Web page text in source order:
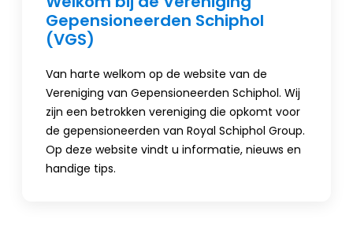
Gepensioneerden Schiphol
(VGS)
Van harte welkom op de website van de
Vereniging van Gepensioneerden Schiphol. Wij
zijn een betrokken vereniging die opkomt voor
de gepensioneerden van Royal Schiphol Group.
Op deze website vindt u informatie, nieuws en
handige tips.